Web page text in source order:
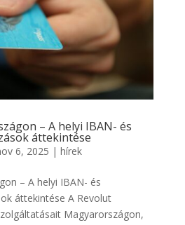
– A helyi IBAN- és
áttekintése
6, 2025 | hírek
– A helyi IBAN- és
áttekintése A Revolut
Magyarországon,